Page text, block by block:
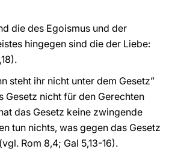
die des Egoismus und der
hingegen sind die der Liebe:
steht ihr nicht unter dem Gesetz”
Gesetz nicht für den Gerechten
das Gesetz keine zwingende
tun nichts, was gegen das Gesetz
Rom 8,4; Gal 5,13-16).